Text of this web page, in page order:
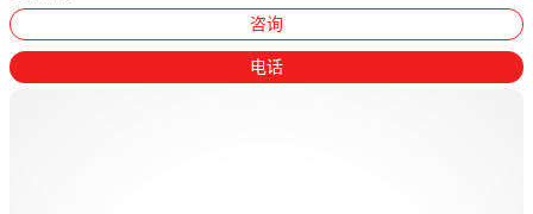
咨询
电话